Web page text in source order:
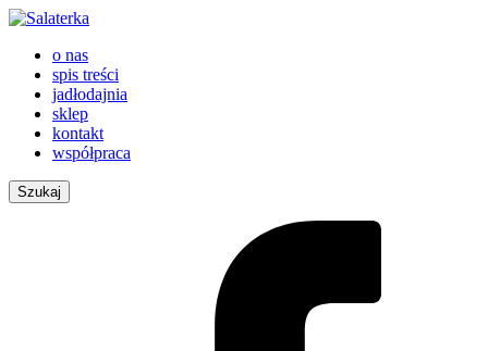
o nas
spis treści
jadłodajnia
sklep
kontakt
współpraca
Szukaj